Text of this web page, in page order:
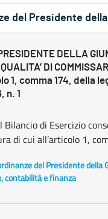
del Presidente
DELLA
DI
1, comma 174, della
n. 1
Bilancio di Esercizio
di cui all’articolo 1,
del Presidente della
contabilità e finanza